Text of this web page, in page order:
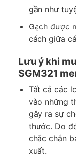
gần như
Gạch được
cách giữa
Lưu ý khi
SGM321
Tất cả các
vào những
gây ra sự
thước. Do
chắc chắn
xuất.